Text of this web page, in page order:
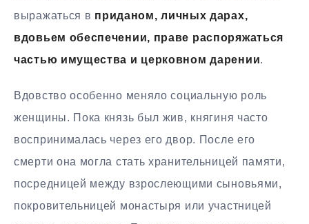
выражаться в приданом, личных дарах,
вдовьем обеспечении, праве распоряжаться
частью имущества и церковном дарении.
Вдовство особенно меняло социальную роль
женщины. Пока князь был жив, княгиня часто
воспринималась через его двор. После его
смерти она могла стать хранительницей памяти,
посредницей между взрослеющими сыновьями,
покровительницей монастыря или участницей